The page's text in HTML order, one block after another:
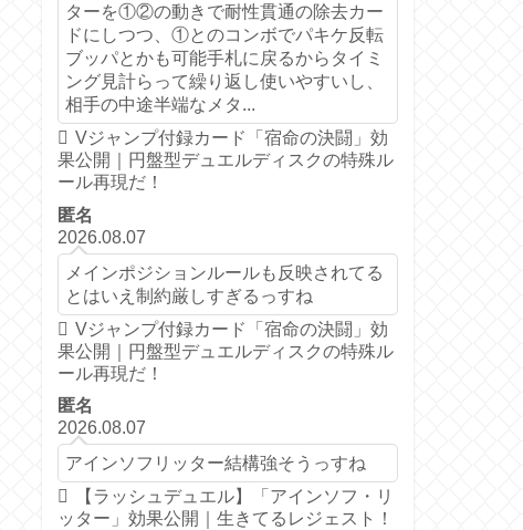
ターを①②の動きで耐性貫通の除去カー
ドにしつつ、①とのコンボでパキケ反転
ブッパとかも可能手札に戻るからタイミ
ング見計らって繰り返し使いやすいし、
相手の中途半端なメタ...
Vジャンプ付録カード「宿命の決闘」効
果公開｜円盤型デュエルディスクの特殊ル
ール再現だ！
匿名
2026.08.07
メインポジションルールも反映されてる
とはいえ制約厳しすぎるっすね
Vジャンプ付録カード「宿命の決闘」効
果公開｜円盤型デュエルディスクの特殊ル
ール再現だ！
匿名
2026.08.07
アインソフリッター結構強そうっすね
【ラッシュデュエル】「アインソフ・リ
ッター」効果公開｜生きてるレジェスト！